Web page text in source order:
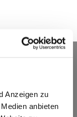
Anzeigen zu
anbieten